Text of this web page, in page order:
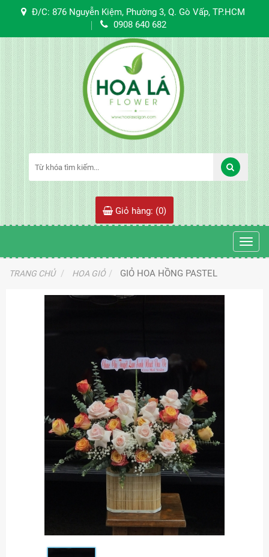
Đ/C: 876 Nguyễn Kiệm, Phường 3, Q. Gò Vấp, TP.HCM
0908 640 682
Giỏ hàng: (0)
TRANG CHỦ HOA GIỎ GIỎ HOA HỒNG PASTEL